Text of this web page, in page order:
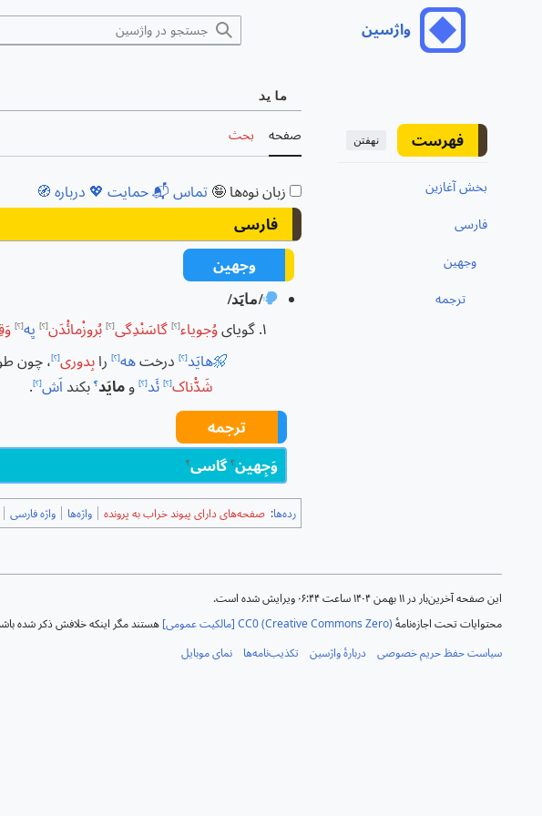
منوی اصلی
واژسین
فهرست نهفتن
بخش آغازین
فارسی
تغییر وضعیت زیربخش‌های فارسی
وجهین
ترجمه
ماید
صفحه بحث
زبان نوه‌ها 🤪 تماس 📬حمایت 💖 درباره 🧭
فارسی
وجهین
🗣/مایَد/
گویایوُجویاء[؟] گاسَنْدِگی[؟] بُروزْمائْدَن[؟] یِه[؟]
🚀هایَد[؟]درختهه[؟]را بِدوری[؟]، چون
شَدّْناک[؟] ئَد[؟]و مایَد؟بکند اَش[؟].
ترجمه
وَجِهین؟ گاسی؟
رده‌ها: صفحه‌های دارای پیوند خراب به پرونده واژه‌ها واژه فارسی
این صفحه آخرین‌بار در ‏۱۱ بهمن ۱۴۰۴ ساعت ‏۰۶:۴۴ ویرایش شده است.
محتوایات تحت اجازه‌نامهٔ CC0 (Creative Commons Zero) [مالکیت عمومی]
هستند مگر اینکه خلافش ذکر شده
سیاست حفظ حریم خصوصی
دربارهٔ واژسین تکذیب‌نامه‌ها نمای موبایل